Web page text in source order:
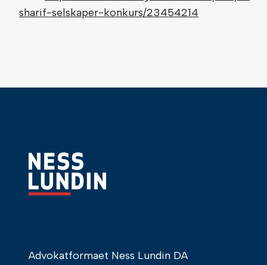
sharif-selskaper-konkurs/23454214
Advokatformaet Ness Lundin DA